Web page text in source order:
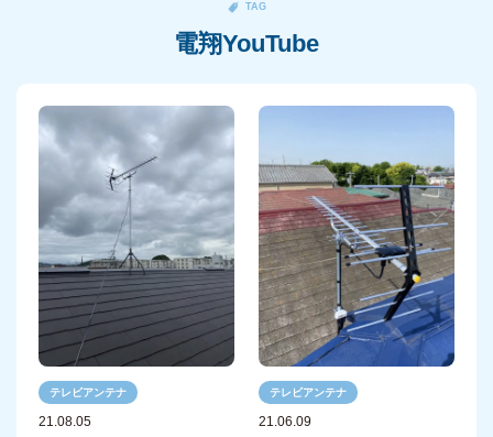
TAG
電翔YouTube
テレビアンテナ
21.08.05
テレビアンテナ
21.06.09